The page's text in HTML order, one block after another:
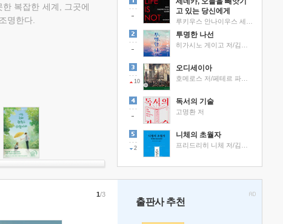
복잡한 세계, 그곳에
명한다.
고 있는 당신에게
투명한 나선
10
오디세이아
독서의 기술
고명환 저
2
니체의 초월자
1/3
출판사 추천